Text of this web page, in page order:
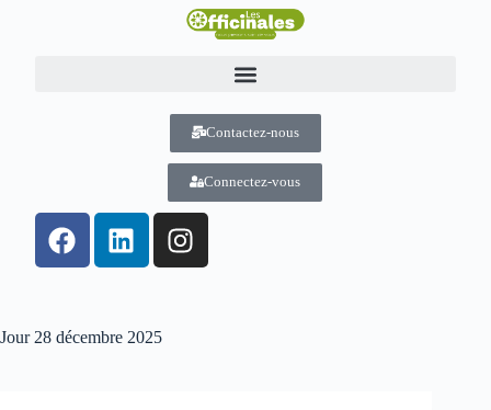
Contactez-nous
Connectez-vous
Jour28 décembre 2025